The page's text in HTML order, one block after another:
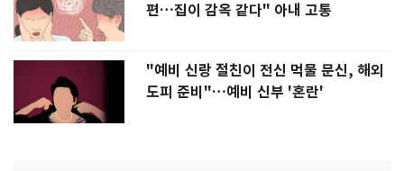
편…집이 감옥 같다" 아내 고통
"예비 신랑 절친이 전신 먹물 문신, 해외
도피 준비"…예비 신부 '혼란'